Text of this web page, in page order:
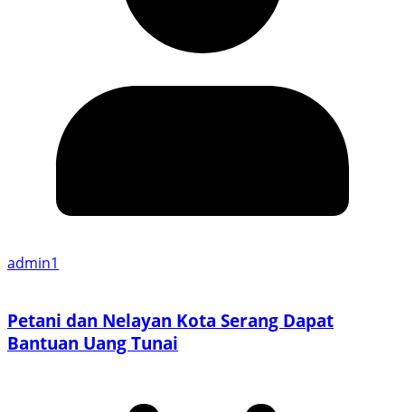
admin1
Petani dan Nelayan Kota Serang Dapat
Bantuan Uang Tunai